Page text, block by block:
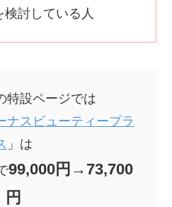
討している人
特設ページでは
ナスビューティープラ
」は
99,000円→73,700
円